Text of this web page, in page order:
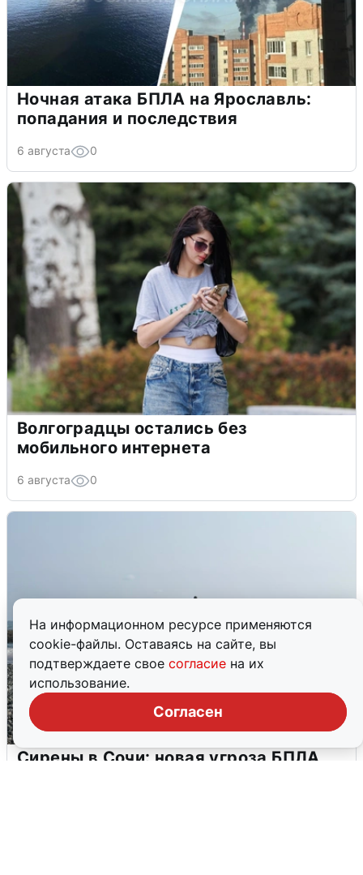
На информационном ресурсе применяются
cookie-файлы. Оставаясь на сайте, вы
подтверждаете свое согласие на их
использование.
Согласен
Ночная атака БПЛА на Ярославль:
попадания и последствия
6 августа 0
Волгоградцы остались без
мобильного интернета
6 августа 0
Сирены в Сочи: новая угроза БПЛА